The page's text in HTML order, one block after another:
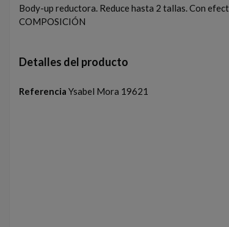
Body-up reductora. Reduce hasta 2 tallas. Con
COMPOSICIÓN
Detalles del producto
Referencia Ysabel Mora 19621